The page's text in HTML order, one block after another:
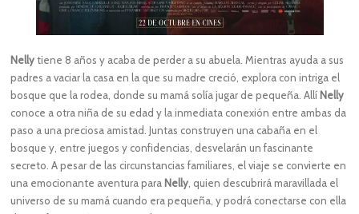
Nellytiene 8 años y acaba de perder a su abuela. Mientras ayuda a sus
padres a vaciar la casa en la que su madre creció, explora con intriga el
bosque que la rodea, donde su mamá solía jugar de pequeña. Allí Nelly
conoce a otra niña de su edad y la inmediata conexión entre ambas da
paso a una preciosa amistad. Juntas construyen una cabaña en el
bosque y, entre juegos y confidencias, desvelarán un fascinante
secreto. A pesar de las circunstancias familiares, el viaje se convierte en
una emocionante aventura para Nelly , quien descubrirá maravillada el
universo de su mamá cuando era pequeña, y podrá conectarse con ella